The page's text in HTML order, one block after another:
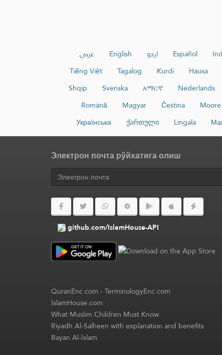
عربي English اردو Español
Tiếng Việt
Tagalog Kurdî Hausa
Shqip
Svenska አማርኛ Nederlands
Română
Magyar Čeština Moore
Українська
ქართული Lingala
Электрон почта рўйхатига олиш
github.com/IslamHouse-API
QuranEnc.com-TerminologyEnc.com
IslamHouse.com
What Muslim Children Must Know
Riyadh Al-Salheen with explanation and benefits
Bayan Al-Islam